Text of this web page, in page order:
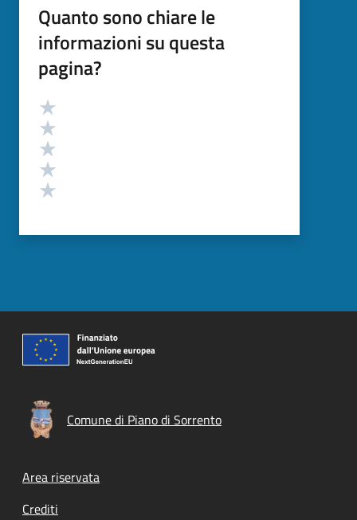
Quanto sono chiare le
informazioni su questa
pagina?
Valutazione
Comune di Piano di Sorrento
Footer menu
Area riservata
Crediti